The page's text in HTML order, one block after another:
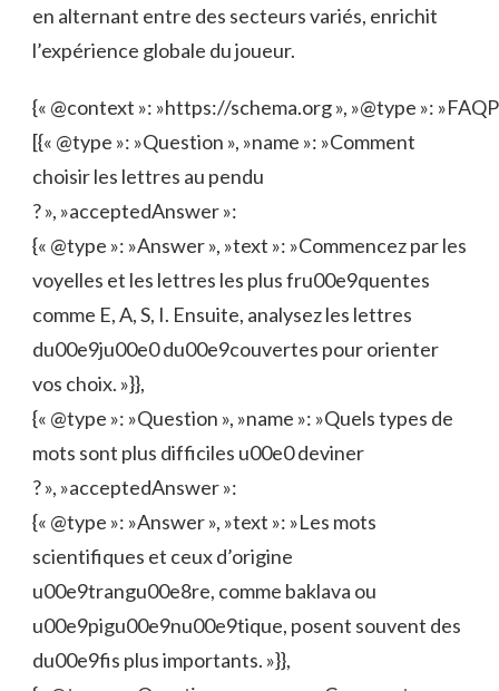
en alternant entre des secteurs variés, enrichit
l’expérience globale du joueur.
{« @context »: »https://schema.org », »@type »:
[{« @type »: »Question », »name »: »Comment
choisir les lettres au pendu
? », »acceptedAnswer »:
{« @type »: »Answer », »text »: »Commencez par les
voyelles et les lettres les plus fru00e9quentes
comme E, A, S, I. Ensuite, analysez les lettres
du00e9ju00e0 du00e9couvertes pour orienter
vos choix. »}},
{« @type »: »Question », »name »: »Quels types de
mots sont plus difficiles u00e0 deviner
? », »acceptedAnswer »:
{« @type »: »Answer », »text »: »Les mots
scientifiques et ceux d’origine
u00e9trangu00e8re, comme baklava ou
u00e9pigu00e9nu00e9tique, posent souvent des
du00e9fis plus importants. »}},